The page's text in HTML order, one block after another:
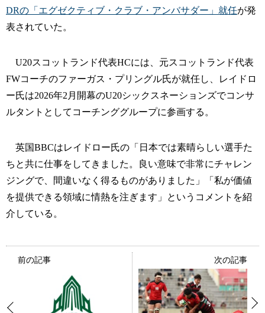
DRの「エグゼクティブ・クラブ・アンバサダー」就任が発
表されていた。
U20スコットランド代表HCには、元スコットランド代表
FWコーチのファーガス・プリングル氏が就任し、レイドロ
ー氏は2026年2月開幕のU20シックスネーションズでコンサ
ルタントとしてコーチンググループに参画する。
英国BBCはレイドロー氏の「日本では素晴らしい選手た
ちと共に仕事をしてきました。良い意味で非常にチャレン
ジングで、間違いなく得るものがありました」「私が価値
を提供できる領域に情熱を注ぎます」というコメントを紹
介している。
前の記事 次の記事